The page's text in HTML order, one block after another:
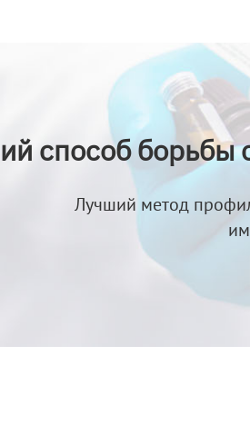
способ борьбы
Лучший метод